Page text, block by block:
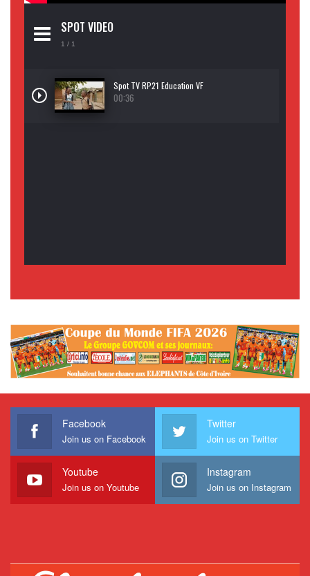
SPOT VIDEO
1 / 1
Spot TV RP21 Education VF
00:36
Facebook
Join us on Facebook
Twitter
Join us on Twitter
Youtube
Join us on Youtube
Instagram
Join us on Instagram